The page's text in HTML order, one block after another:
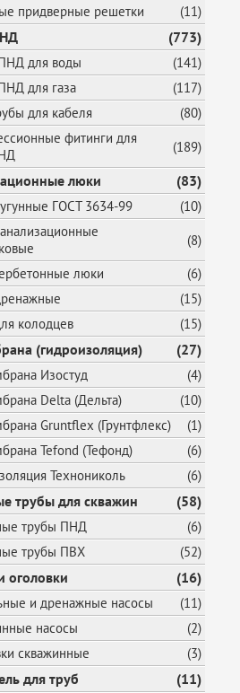
придверные решетки
(11)
(773)
для воды
(141)
для газа
(117)
для кабеля
(80)
фитинги для
(189)
люки (83)
ГОСТ 3634-99
(10)
(8)
люки
(6)
(15)
колодцев
(15)
(гидроизоляция) (27)
Изостуд
(4)
Delta (Дельта)
(10)
Gruntflex (Грунтфлекс)
(1)
Tefond (Тефонд)
(6)
Технониколь
(6)
трубы для скважин (58)
трубы ПНД
(6)
трубы ПВХ
(52)
оголовки (16)
и дренажные насосы
(11)
насосы
(2)
скважинные
(3)
для труб (11)